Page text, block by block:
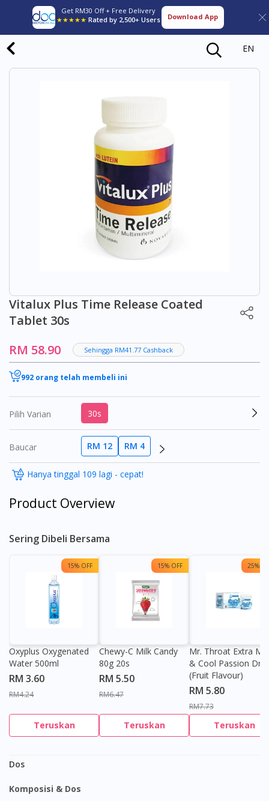
Get RM30 Off + Free Delivery
★★★★★ Rated by 2,500+ Users Download App
EN
Vitalux Plus Time Release Coated
Tablet 30s
RM 58.90
Sehingga RM41.77 Cashback
992 orang telah membeli ini
Pilih Varian 30s
Baucar RM 12 RM 4
Hanya tinggal 109 lagi - cepat!
Product Overview
Sering Dibeli Bersama
15% OFF
Oxyplus Oxygenated
Water 500ml
RM 3.60
RM4.24
Teruskan
15% OFF
Chewy-C Milk Candy
80g 20s
RM 5.50
RM6.47
Teruskan
25%
Mr. Throat Extra
& Cool Passion
(Fruit Flavour)
RM 5.80
RM7.73
Teruskan
Dos
Komposisi & Dos